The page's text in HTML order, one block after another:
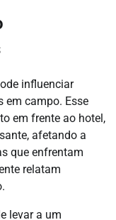
influenciar
em campo. Esse
em frente ao hotel,
afetando a
que enfrentam
relatam
levar a um